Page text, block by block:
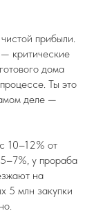
прибыли.
критические
дома
Ты это
деле —
10–12% от
у прораба
на
5 млн закупки